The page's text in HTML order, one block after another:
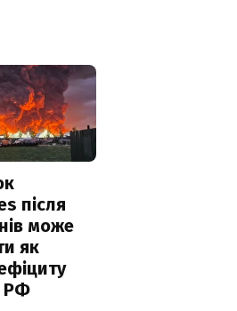
після
може
як
РФ